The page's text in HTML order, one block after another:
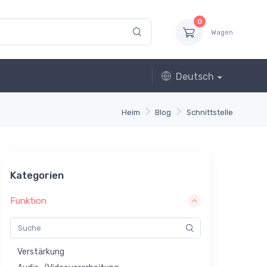
0
Wagen
Deutsch
Heim Blog Schnittstelle
Kategorien
Funktion
Verstärkung